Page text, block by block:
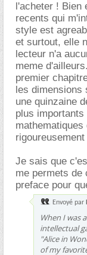
l'acheter ! Bien
recents qui
style est
et surtout, elle
lecteur n'a
meme
premier
les dimensions
une quinzaine
plus importants
Je sais que
me permets de
preface pour
Envoyé par
When I was
intellectual
"Alice in
of my